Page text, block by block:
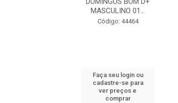
MASCULINO 01...
Código: 44464
Faça seu login ou
cadastre-se para
ver preços e
comprar